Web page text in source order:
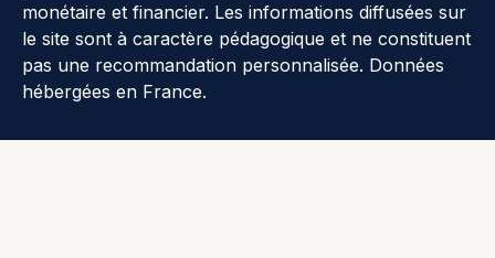
monétaire et financier. Les informations diffusées sur
le site sont à caractère pédagogique et ne constituent
pas une recommandation personnalisée. Données
hébergées en France.